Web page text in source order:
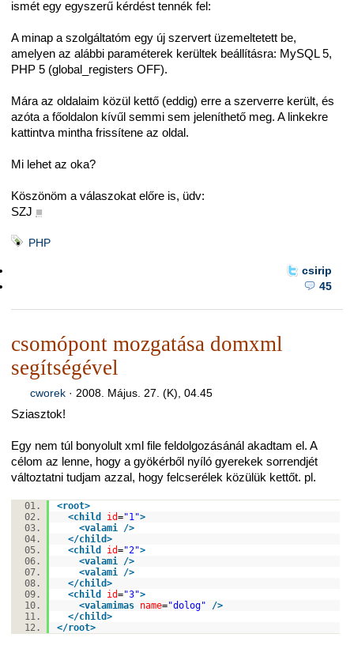
ismét egy egyszerű kérdést tennék fel:
A minap a szolgáltatóm egy új szervert üzemeltetett be,
amelyen az alábbi paraméterek kerültek beállításra: MySQL 5,
PHP 5 (global_registers OFF).
Mára az oldalaim közül kettő (eddig) erre a szerverre került, és
azóta a főoldalon kívűl semmi sem jeleníthető meg. A linkekre
kattintva mintha frissítene az oldal.
Mi lehet az oka?
Köszönöm a válaszokat előre is, üdv:
SZJ ■
PHP
csirip
45
csomópont mozgatása domxml
segítségével
cworek· 2008. Május. 27. (K), 04.45
Sziasztok!
Egy nem túl bonyolult xml file feldolgozásánál akadtam el. A
célom az lenne, hogy a gyökérből nyíló gyerekek sorrendjét
változtatni tudjam azzal, hogy felcserélek közülük kettőt. pl.
<root>
<child id="1">
<valami />
</child>
<child id="2">
<valami />
<valami />
</child>
<child id="3">
<valamimas name="dolog"
/>
</child>
</root>